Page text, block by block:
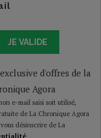
JE VALIDE
d'offres de la
Agora
e-mail saisi soit utilisé,
de La Chronique Agora
désinscrire de La
.